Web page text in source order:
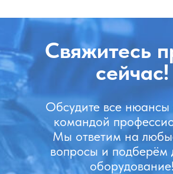
Свяжитесь
сейчас!
Обсудите все
командой
Мы ответим на
вопросы и подберём
оборудование!